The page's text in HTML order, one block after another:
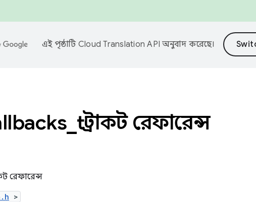
এই পৃষ্ঠাটি Cloud Translation API অনুবাদ করেছে।
t স্ট্রাকট রেফারেন্স
রেফারেন্স
>